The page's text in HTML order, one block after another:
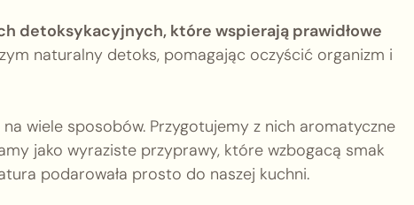
detoksykacyjnych, które wspierają prawidłowe
naturalny detoks, pomagając oczyścić organizm i
wiele sposobów. Przygotujemy z nich aromatyczne
jako wyraziste przyprawy, które wzbogacą smak
podarowała prosto do naszej kuchni.